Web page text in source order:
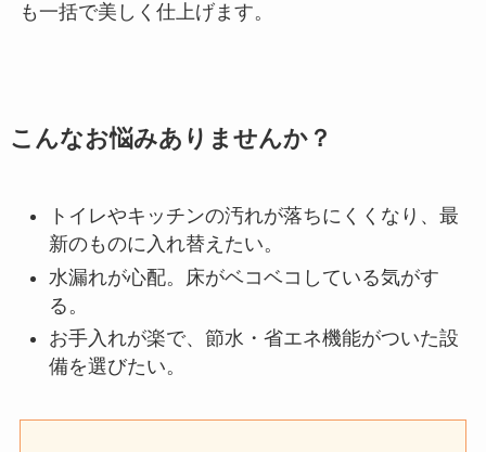
も一括で美しく仕上げます。
こんなお悩みありませんか？
トイレやキッチンの汚れが落ちにくくなり、最
新のものに入れ替えたい。
水漏れが心配。床がベコベコしている気がす
る。
お手入れが楽で、節水・省エネ機能がついた設
備を選びたい。